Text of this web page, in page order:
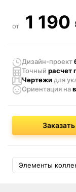
от 1 190
Дизайн-проект
Точный расчет
Чертежи для
Ориентация на
Элементы